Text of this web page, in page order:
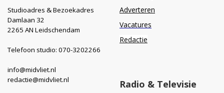
Studioadres & Bezoekadres
Damlaan 32
2265 AN Leidschendam
Telefoon studio: 070-3202266
info@midvliet.nl
redactie@midvliet.nl
Adverteren
Vacatures
Redactie
Radio & Televisie